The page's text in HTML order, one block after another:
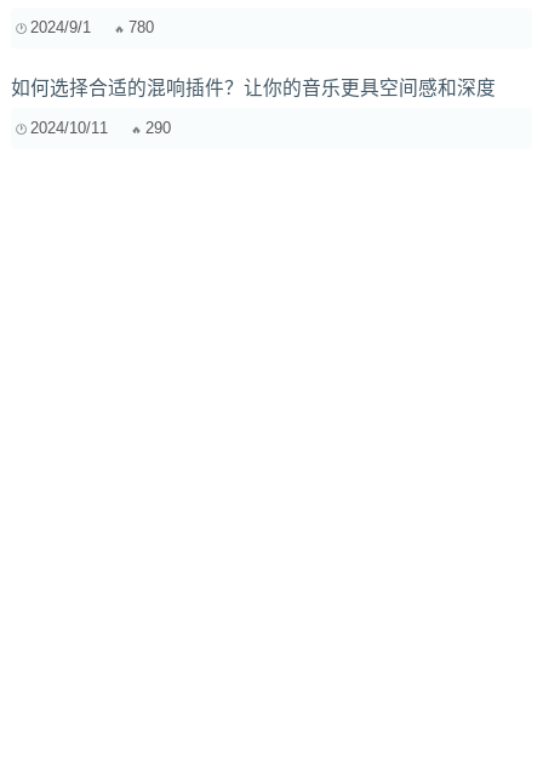
2024/9/1 780
如何选择合适的混响插件？让你的音乐更具空间感和深度
2024/10/11 290